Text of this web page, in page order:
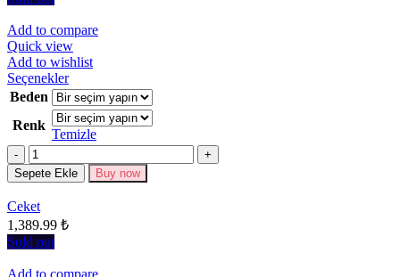
Add to compare
Quick view
Add to wishlist
SeçeneklerBu
ürünün
birden
fazla
varyasyonu
Seçenekler
seçilebilir
Beden
Renk
Temizle
Miktar
Sepete Ekle Buy now
Ceket
1,389.99 ₺
Sold out